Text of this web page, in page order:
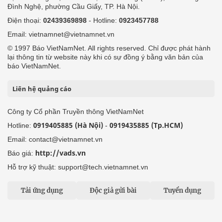
Đình Nghệ, phường Cầu Giấy, TP. Hà Nội.
Điện thoại: 02439369898 - Hotline: 0923457788
Email: vietnamnet@vietnamnet.vn
© 1997 Báo VietNamNet. All rights reserved. Chỉ được phát hành
lại thông tin từ website này khi có sự đồng ý bằng văn bản của
báo VietNamNet.
Liên hệ quảng cáo
Công ty Cổ phần Truyền thông VietNamNet
Hotline: 0919405885 (Hà Nội) - 0919435885 (Tp.HCM)
Email: contact@vietnamnet.vn
Báo giá: http://vads.vn
Hỗ trợ kỹ thuật: support@tech.vietnamnet.vn
Tải ứng dụng Độc giả gửi bài Tuyển dụng